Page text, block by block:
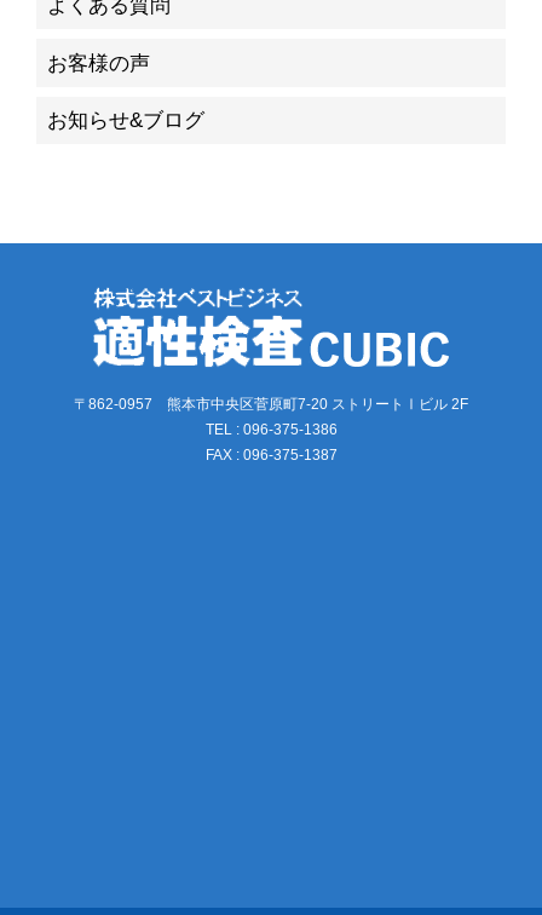
よくある質問
お客様の声
お知らせ&ブログ
〒862-0957 熊本市中央区菅原町7-20 ストリートⅠビル 2F
TEL : 096-375-1386
FAX : 096-375-1387